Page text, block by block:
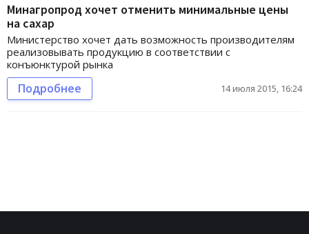
Минагропрод хочет отменить минимальные цены
на сахар
Министерство хочет дать возможность производителям
реализовывать продукцию в соответствии с
конъюнктурой рынка
Подробнее 14 июля 2015, 16:24